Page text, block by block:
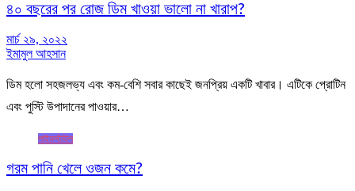
৪০ বছরের পর রোজ ডিম খাওয়া ভালো না খারাপ?
মার্চ ২৯, ২০২২
ইমামুল আহসান
ডিম হলো সহজলভ্য এবং কম-বেশি সবার কাছেই জনপ্রিয় একটি খাবার। এটিকে প্রোটিন
এবং পুস্টি উপাদানের পাওয়ার…
লাইফস্টাইল
গরম পানি খেলে ওজন কমে?